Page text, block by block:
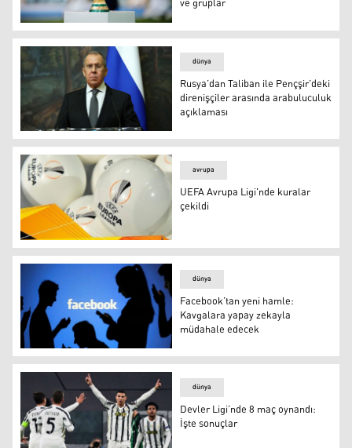
Son bilet Kosta Rika’nın: İşte Dünya Kupası’na katılan
Sergey Lavrov
dünya
Rusya’dan Taliban ile Pençşir’deki
direnişçiler arasında arabuluculuk
açıklaması
UEFA Avrupa Ligi'nde kuralar çekildi
avrupa
UEFA Avrupa Ligi'nde kuralar
çekildi
Facebook’tan yeni hamle: Kavgalara yapay zekayla
dünya
Facebook’tan yeni hamle:
Kavgalara yapay zekayla
müdahale edecek
dünya
Devler Ligi’nde 8 maç oynandı:
İşte sonuçlar